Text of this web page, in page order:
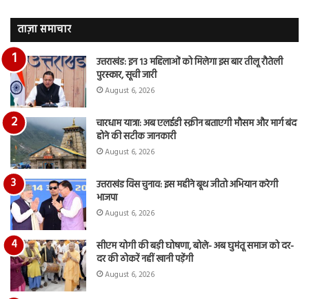
वीडियो…
ताज़ा समाचार
उत्तराखंड: इन 13 महिलाओं को मिलेगा इस बार तीलू रौतेली
पुरस्कार, सूची जारी
August 6, 2026
चारधाम यात्रा: अब एलईडी स्क्रीन बताएगी मौसम और मार्ग बंद
होने की सटीक जानकारी
August 6, 2026
उत्तराखंड विस चुनाव: इस महीने बूथ जीतो अभियान करेगी
भाजपा
August 6, 2026
सीएम योगी की बड़ी घोषणा, बोले- अब घुमंतू समाज को दर-
दर की ठोकरें नहीं खानी पड़ेंगी
August 6, 2026